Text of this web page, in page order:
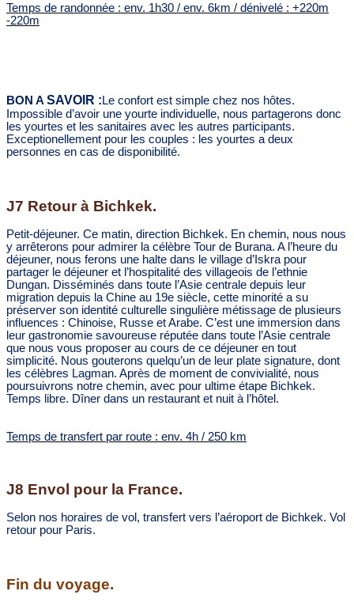
Temps de randonnée : env. 1h30 / env. 6km / dénivelé : +220m
-220m
BON A SAVOIR : Le confort est simple chez nos hôtes.
Impossible d’avoir une yourte individuelle, nous partagerons donc
les yourtes et les sanitaires avec les autres participants.
Exceptionellement pour les couples : les yourtes a deux
personnes en cas de disponibilité.
J7 Retour à Bichkek.
Petit-déjeuner. Ce matin, direction Bichkek. En chemin, nous nous
y arrêterons pour admirer la célèbre Tour de Burana. A l’heure du
déjeuner, nous ferons une halte dans le village d’Iskra pour
partager le déjeuner et l’hospitalité des villageois de l’ethnie
Dungan. Disséminés dans toute l’Asie centrale depuis leur
migration depuis la Chine au 19e siècle, cette minorité a su
préserver son identité culturelle singulière métissage de plusieurs
influences : Chinoise, Russe et Arabe. C’est une immersion dans
leur gastronomie savoureuse réputée dans toute l’Asie centrale
que nous vous proposer au cours de ce déjeuner en tout
simplicité. Nous gouterons quelqu’un de leur plate signature, dont
les célèbres Lagman. Après de moment de convivialité, nous
poursuivrons notre chemin, avec pour ultime étape Bichkek.
Temps libre. Dîner dans un restaurant et nuit à l’hôtel.
Temps de transfert par route : env. 4h / 250 km
J8 Envol pour la France.
Selon nos horaires de vol, transfert vers l’aéroport de Bichkek. Vol
retour pour Paris.
Fin du voyage.